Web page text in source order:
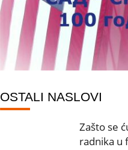
OSTALI NASLOVI
Zašto se
radnika u